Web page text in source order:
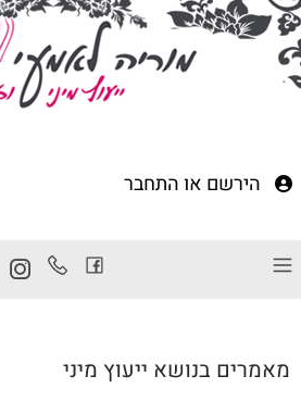
הירשם אוהתחבר
מאמרים בנושא ייעוץ מיני